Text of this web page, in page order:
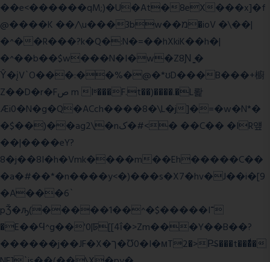
��e<������qM;)�U�At�8eX���x]�f
@����K ��/\u���3bw��מ�ioV �\��|
�^��R���?k�Q�:N�=��hXkiK��h�|
�^��b��$w���N�I�w�Z8Ɲ ͚�
Ŷ�įV`O���:��%�@�*ʊD���B���+櫥
Z��D�r�Fص m Iʶ���F.t��)����.�L뢅
Æi0�N�g�Q�ACch����8�\L�j]�=�w�N*�
�$��)��ag2\�nک�#<� ��C�� �IR얲
��|����eY?
8�j��8I�h�Vmk����m��Eh�����C��
�a�#��*�n����y<�)���s�X7�hv�J��i�[9
�A���6`
pǮ�ԡ(�����1��^�$�����I־
�E��Ϥ^g��'0|ꠓ[[4ΐ�>Zm���Y��B��?
������j��JF�X�ך�Ʊ0�I�мT2�>P̶S���t���ͩ�